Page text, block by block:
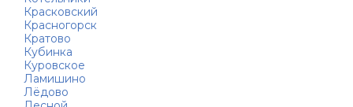
Красковский
Красногорск
Кратово
Кубинка
Куровское
Ламишино
Лёдово